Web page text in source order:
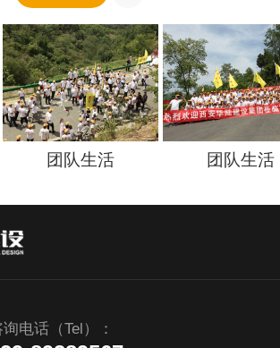
团队生活 团队生活
中国（呼和浩特）线下展示及O2O自提店装修项目 紫阳江锦建设项目
询电话（Tel）：